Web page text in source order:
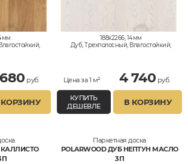
руб.
КОРЗИНУ
188x2266, 14мм
Дуб, Трехполосный, Влагостойкий,
Цена за 1 м² 4 740 руб.
КУПИТЬ
ДЕШЕВЛЕ
В КОРЗИНУ
КАЛЛИСТО
Паркетная доска
POLARWOOD ДУБ НЕПТУН МАСЛО
3П